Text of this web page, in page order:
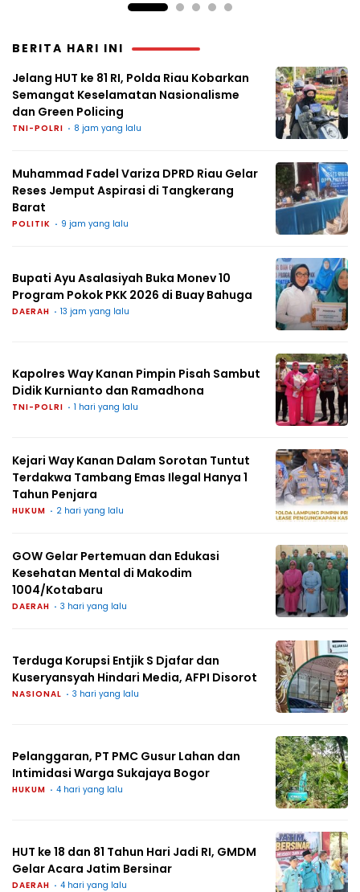
BERITA HARI INI
Jelang HUT ke 81 RI, Polda Riau Kobarkan
Semangat Keselamatan Nasionalisme
dan Green Policing
TNI-POLRI 8 jam yang lalu
Muhammad Fadel Variza DPRD Riau Gelar
Reses Jemput Aspirasi di Tangkerang
Barat
POLITIK 9 jam yang lalu
Bupati Ayu Asalasiyah Buka Monev 10
Program Pokok PKK 2026 di Buay Bahuga
DAERAH 13 jam yang lalu
Kapolres Way Kanan Pimpin Pisah Sambut
Didik Kurnianto dan Ramadhona
TNI-POLRI 1 hari yang lalu
Kejari Way Kanan Dalam Sorotan Tuntut
Terdakwa Tambang Emas Ilegal Hanya 1
Tahun Penjara
HUKUM 2 hari yang lalu
GOW Gelar Pertemuan dan Edukasi
Kesehatan Mental di Makodim
1004/Kotabaru
DAERAH 3 hari yang lalu
Terduga Korupsi Entjik S Djafar dan
Kuseryansyah Hindari Media, AFPI Disorot
NASIONAL 3 hari yang lalu
Pelanggaran, PT PMC Gusur Lahan dan
Intimidasi Warga Sukajaya Bogor
HUKUM 4 hari yang lalu
HUT ke 18 dan 81 Tahun Hari Jadi RI, GMDM
Gelar Acara Jatim Bersinar
DAERAH 4 hari yang lalu